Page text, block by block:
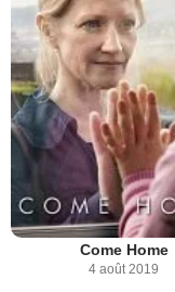
Come Home
4 août 2019